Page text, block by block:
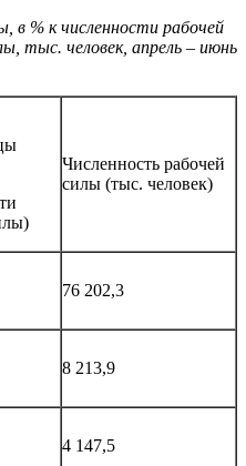
в % к численности рабочей
тыс. человек, апрель – июнь
Численность рабочей
силы (тыс. человек)
76 202,3
8 213,9
4 147,5